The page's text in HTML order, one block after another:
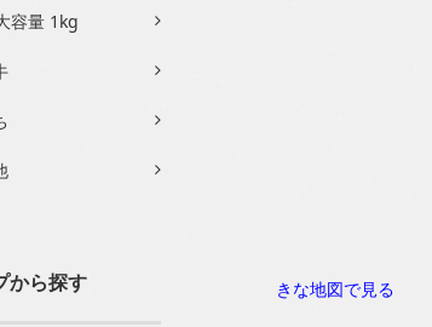
容量 1kg
から探す きな地図で見る